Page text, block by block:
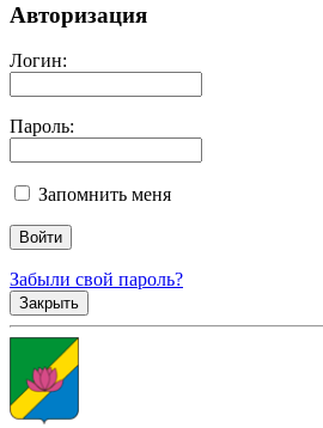
Авторизация
Логин:
Пароль:
Запомнить меня
Забыли свой пароль?
Закрыть